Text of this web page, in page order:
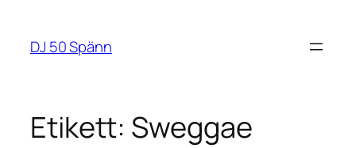
innehåll
DJ 50 Spänn
Etikett: Sweggae